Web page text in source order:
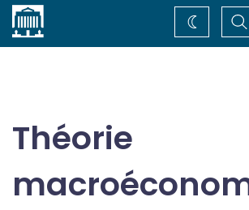
Accueil la
Changez
de
Théorie